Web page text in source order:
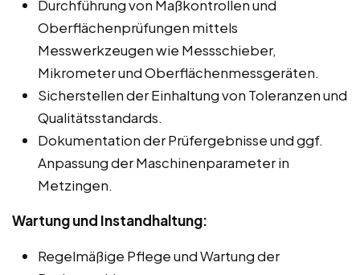
Durchführung von Maßkontrollen und
Oberflächenprüfungen mittels
Messwerkzeugen wie Messschieber,
Mikrometer und Oberflächenmessgeräten.
Sicherstellen der Einhaltung von Toleranzen und
Qualitätsstandards.
Dokumentation der Prüfergebnisse und ggf.
Anpassung der Maschinenparameter in
Metzingen.
Wartung und Instandhaltung:
Regelmäßige Pflege und Wartung der